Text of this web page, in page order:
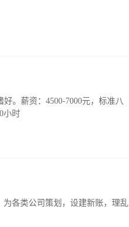
。薪资：4500-7000元，标准八
小时
各类公司策划，设建新账，理乱